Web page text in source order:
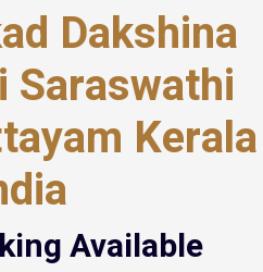
Dakshina
Saraswathi
Kerala
Available